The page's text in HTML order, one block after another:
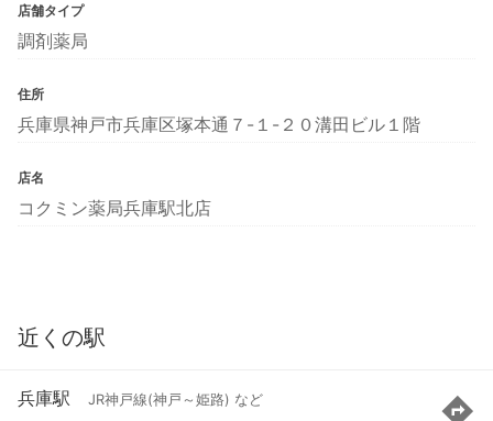
店舗タイプ
調剤薬局
住所
兵庫県神戸市兵庫区塚本通７-１-２０溝田ビル１階
店名
コクミン薬局兵庫駅北店
近くの駅
兵庫駅 JR神戸線(神戸～姫路) など